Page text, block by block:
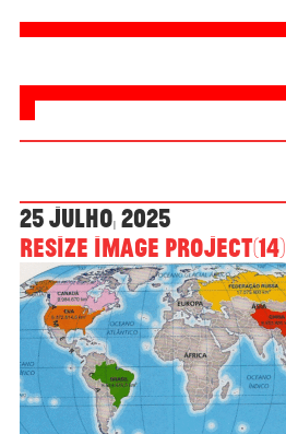
25 Julho, 2025
Resize image project(14)